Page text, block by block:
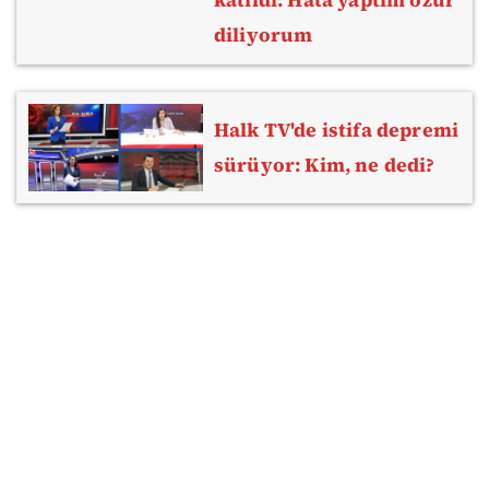
diliyorum
Halk TV'de istifa depremi
sürüyor: Kim, ne dedi?